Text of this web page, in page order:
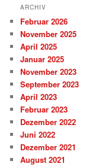
ARCHIV
Februar 2026
November 2025
April 2025
Januar 2025
November 2023
September 2023
April 2023
Februar 2023
Dezember 2022
Juni 2022
Dezember 2021
August 2021